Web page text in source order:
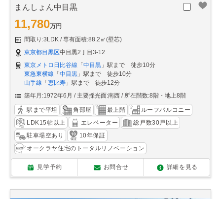
まんしょん中目黒
11,780万円
間取り:3LDK
専有面積:88.2㎡(壁芯)
東京都目黒区中目黒2丁目3-12
東京メトロ日比谷線 「 中目黒 」駅まで 徒歩10分
東急東横線 「 中目黒 」駅まで 徒歩10分
山手線 「 恵比寿 」駅まで 徒歩12分
築年月:1972年6月
主要採光面:南西 所在階数:8階・地上8階
駅まで平坦 角部屋 最上階
ルーフバルコニー
LDK15帖以上
エレベーター
総戸数30戸以上
駐車場空あり
10年保証
オークラヤ住宅のトータルリノベーション
見学予約 お問合せ 詳細を見る